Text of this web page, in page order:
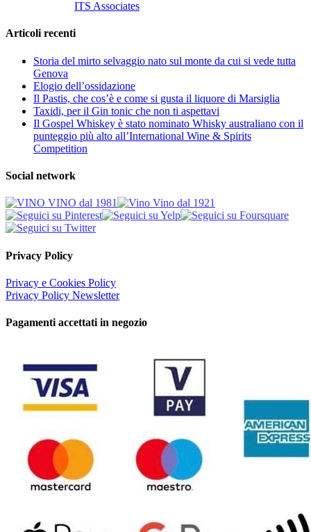
ITS Associates
Articoli recenti
Storia del mirto selvaggio nato sul monte da cui si vede tutta
Genova
Elogio dell’ossidazione
Il Pastis, che cos’è e come si gusta il liquore di Marsiglia
Taxidi, per il Gin tonic che non ti aspettavi
Il Gospel Whiskey è stato nominato Whisky australiano con il
punteggio più alto all’International Wine & Spirits
Competition
Social network
Privacy Policy
Privacy e Cookies Policy
Privacy Policy Newsletter
Pagamenti accettati in negozio